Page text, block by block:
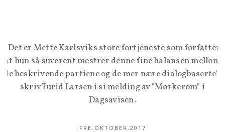
"Det er Mette Karlsviks store fortjeneste som forfatter
at hun så suverent mestrer denne fine balansen mellom
de beskrivende partiene og de mer nære dialogbaserte",
skriv Turid Larsen i si melding av "Mørkerom" i
Dagsavisen.
FRE.OKTOBER.2017